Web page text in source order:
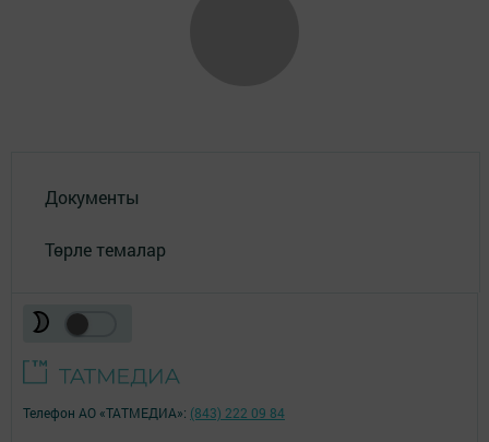
Документы
Төрле темалар
Телефон АО «ТАТМЕДИА»: (843) 222 09 84